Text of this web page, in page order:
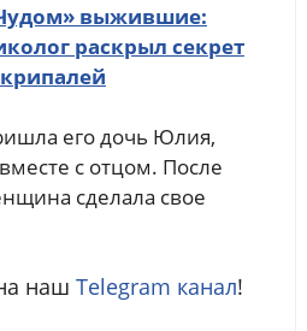
выжившие:
раскрыл секрет
его дочь Юлия,
с отцом. После
сделала свое
наш Telegram канал!